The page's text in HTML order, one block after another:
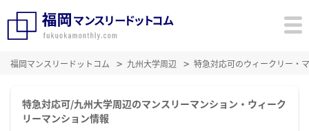
福岡マンスリードットコム 九州大学周辺 特急対応可のウィークリー・
特急対応可/九州大学周辺のマンスリーマンション・ウィーク
リーマンション情報